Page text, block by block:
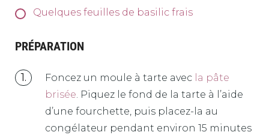
Quelques feuilles de basilic frais
PRÉPARATION
Foncez un moule à tarte avec la pâte
brisée. Piquez le fond de la tarte à l’aide
d’une fourchette, puis placez-la au
congélateur pendant environ 15 minutes